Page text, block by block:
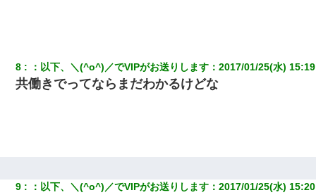
死亡・・・
8 ： 以下、＼(^o^)／でVIPがお送りします ：2017/01/25(水)
共働きでってならまだわかるけどな
9 ： 以下、＼(^o^)／でVIPがお送りします ：2017/01/25(水)